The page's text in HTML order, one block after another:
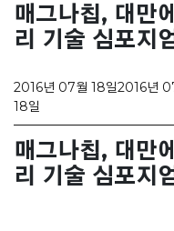
매그나칩, 대만
리 기술 심포지
2016년 07월 18일2016년
18일
매그나칩, 대만
리 기술 심포지